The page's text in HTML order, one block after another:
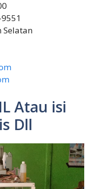
Selatan
Atau isi
Dll